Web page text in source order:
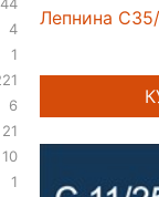
4
1
6
21
10
1
Лепнина